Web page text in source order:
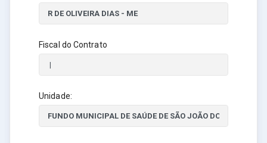
Fiscal do Contrato
Unidade: